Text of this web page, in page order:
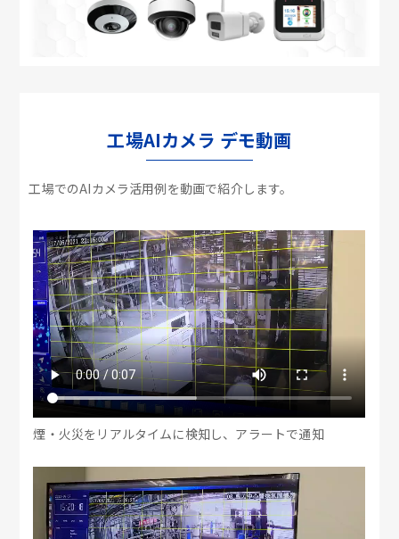
工場AIカメラ デモ動画
工場でのAIカメラ活用例を動画で紹介します。
煙・火災をリアルタイムに検知し、アラートで通知